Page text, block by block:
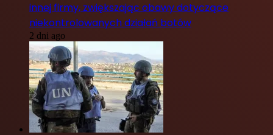
innej firmy, zwiększając obawy dotyczące
niekontrolowanych działań botów
2 dni ago